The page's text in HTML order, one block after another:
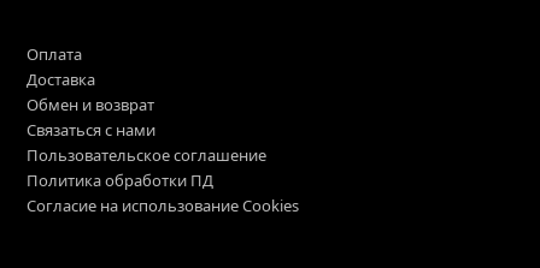
Оплата
Доставка
Обмен и возврат
Связаться с нами
Пользовательское соглашение
Политика обработки ПД
Согласие на использование Cookies